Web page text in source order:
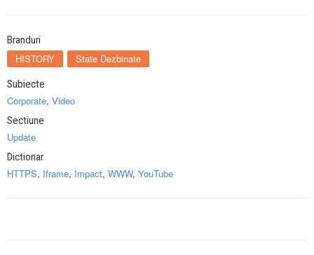
Branduri
HISTORY State Dezbinate
Subiecte
Corporate, Video
Sectiune
Update
Dictionar
HTTPS, Iframe, Impact, WWW, YouTube